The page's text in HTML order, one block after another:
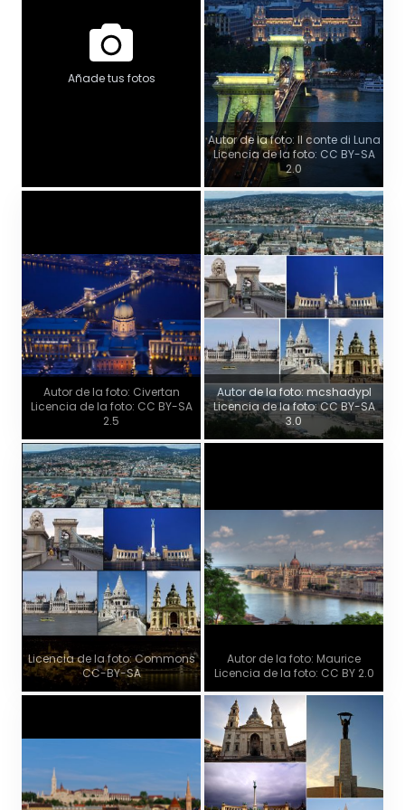
Añade tus fotos
Autor de la foto: Il conte di Luna
Licencia de la foto: CC BY-SA
2.0
Autor de la foto: Civertan
Licencia de la foto: CC BY-SA
2.5
Autor de la foto: mcshadypl
Licencia de la foto: CC BY-SA
3.0
Licencia de la foto: Commons
CC-BY-SA
Autor de la foto: Maurice
Licencia de la foto: CC BY 2.0